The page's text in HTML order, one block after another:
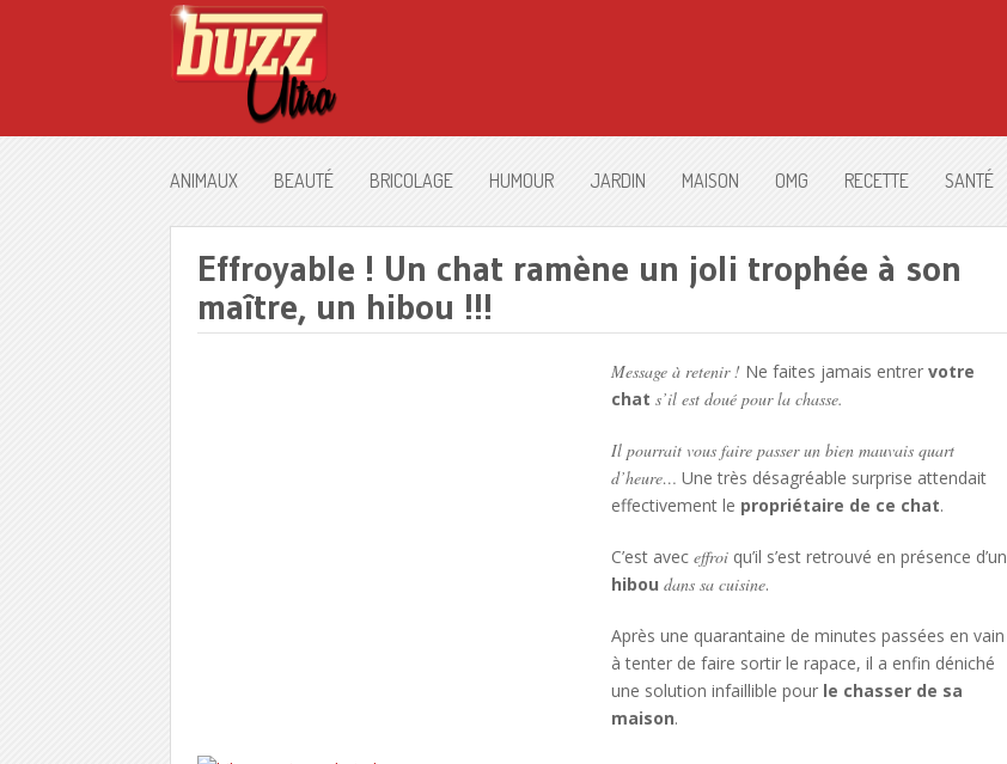
ANIMAUX BEAUTÉ BRICOLAGE HUMOUR JARDIN MAISON OMG RECETTE SANTÉ
Effroyable ! Un chat ramène un joli trophée à son
maître, un hibou !!!
Message à retenir ! Ne faites jamais entrer votre
chat s’il est doué pour la chasse.
Il pourrait vous faire passer un bien mauvais quart
d’heure… Une très désagréable surprise attendait
effectivement le propriétaire de ce chat.
C’est aveceffroiqu’il s’est retrouvé en présence d’un
hibou dans sa cuisine.
Après une quarantaine de minutes passées en vain
à tenter de faire sortir le rapace, il a enfin déniché
une solution infaillible pour le chasser de sa
maison.